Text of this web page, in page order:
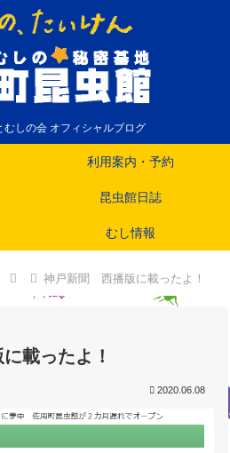
むしの会 オフィシャルブログ
利用案内・予約
昆虫館日誌
むし情報
神戸新聞 西播版に載ったよ！
載ったよ！
2020.06.08